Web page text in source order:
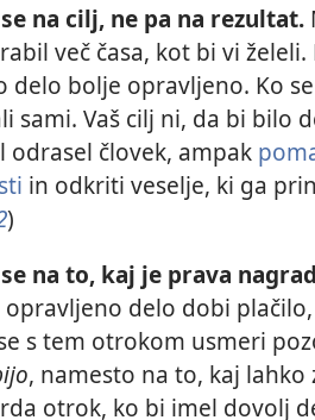
na cilj, ne pa na rezultat.
več časa, kot bi vi
delo bolje opravljeno. Ko
sami. Vaš cilj ni, da bi bilo
odrasel človek, ampak
in odkriti veselje, ki ga
)
na to, kaj je prava
opravljeno delo dobi
s tem otrokom usmeri
, namesto na to, kaj lahko
otrok, ko bi imel dovolj